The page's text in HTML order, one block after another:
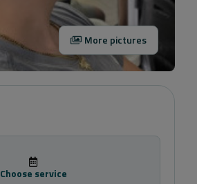
More pictures
Choose service